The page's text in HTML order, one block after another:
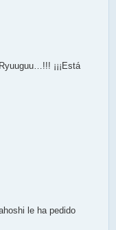
¡¡¡Está
le ha pedido